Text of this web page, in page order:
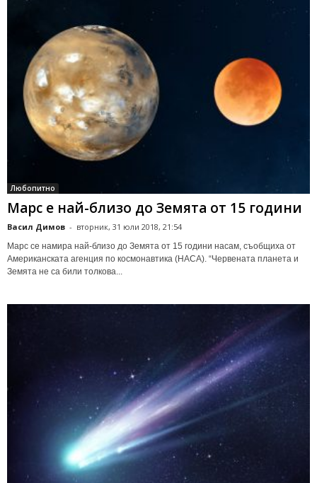
Любопитно
Марс е най-близо до Земята от 15 години
Васил Димов - вторник, 31 юли 2018, 21:54
Марс се намира най-близо до Земята от 15 години насам, съобщиха от
Американската агенция по космонавтика (НАСА). “Червената планета и
Земята не са били толкова...